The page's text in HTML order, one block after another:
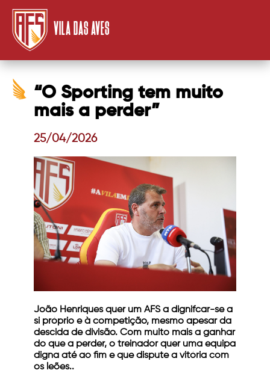
VILA DAS AVES
“O Sporting tem muito
mais a perder”
25/04/2026
João Henriques quer um AFS a dignifcar-se a
si próprio e à competição, mesmo apesar da
descida de divisão. Com muito mais a ganhar
do que a perder, o treinador quer uma equipa
digna até ao fim e que dispute a vitória com
os leões..